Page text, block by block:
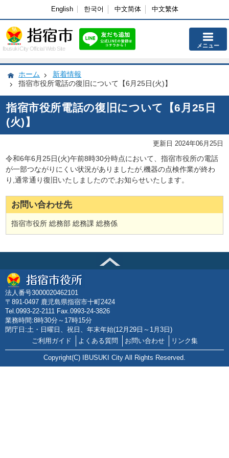
English 한국어 中文简体 中文繁体
Ibusuki City Official Web Site メニュー
ホーム
新着情報
指宿市役所電話の復旧について【6月25日(火)】
指宿市役所電話の復旧について【6月25日
(火)】
更新日 2024年06月25日
令和6年6月25日(火)午前8時30分時点において、指宿市役所の電話
が一部つながりにくい状況がありましたが,機器の点検作業が終わ
り,通常通り復旧いたしましたので,お知らせいたします。
お問い合わせ先
指宿市役所 総務部 総務課 総務係
法人番号3000020462101
〒891-0497 鹿児島県指宿市十町2424
Tel.0993-22-2111 Fax.0993-24-3826
業務時間:8時30分～17時15分
閉庁日:土・日曜日、祝日、年末年始(12月29日～1月3日)
ご利用ガイド
よくある質問 お問い合わせ リンク集
Copyright(C) IBUSUKI City All Rights Reserved.